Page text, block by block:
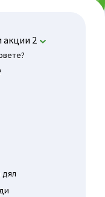
акции 2
дял